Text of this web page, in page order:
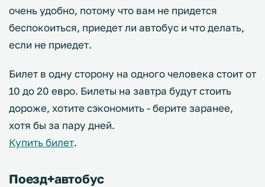
очень удобно, потому что вам не придется
беспокоиться, приедет ли автобус и что делать,
если не приедет.
Билет в одну сторону на одного человека стоит от
10 до 20 евро. Билеты на завтра будут стоить
дороже, хотите сэкономить - берите заранее,
хотя бы за пару дней.
Купить билет.
Поезд+автобус